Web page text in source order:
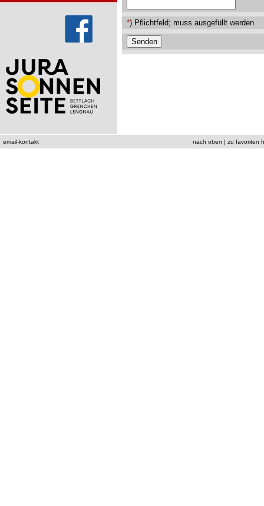
*) Pflichtfeld; muss ausgefüllt werden
email-kontakt nach oben | zu favoriten